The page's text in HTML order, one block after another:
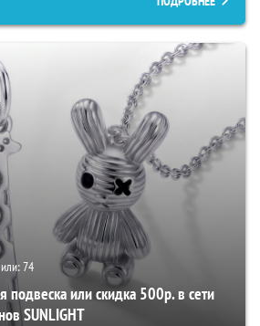
74
подвеска или скидка 500р. в сети
SUNLIGHT